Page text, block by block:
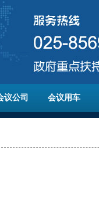
议公司 会议用车